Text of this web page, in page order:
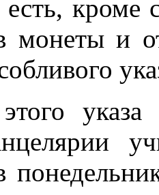
кроме
монеты и
этого